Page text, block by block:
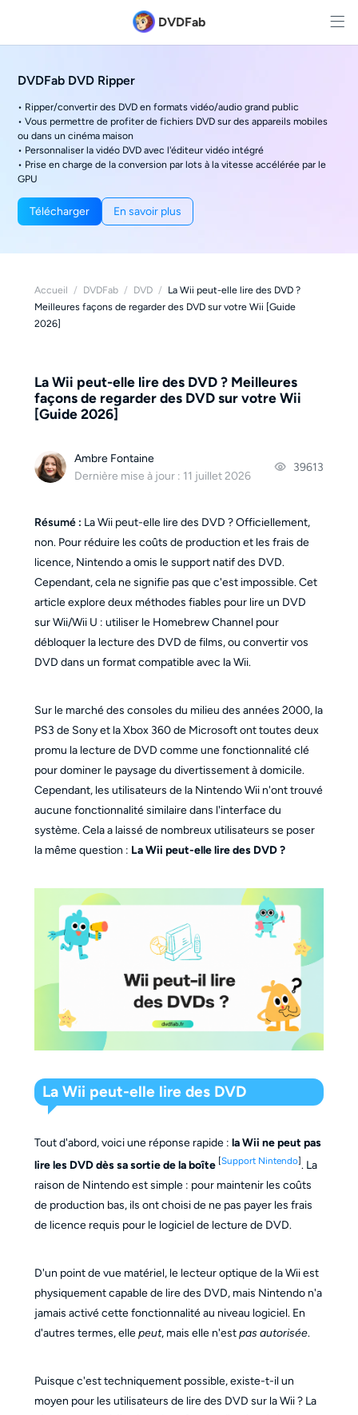
DVDFab
DVDFab DVD Ripper
• Ripper/convertir des DVD en formats vidéo/audio grand public
• Vous permettre de profiter de fichiers DVD sur des appareils mobiles
ou dans un cinéma maison
• Personnaliser la vidéo DVD avec l'éditeur vidéo intégré
• Prise en charge de la conversion par lots à la vitesse accélérée par le
GPU
Télécharger En savoir plus
Accueil / DVDFab / DVD / La Wii peut-elle lire des DVD ?
Meilleures façons de regarder des DVD sur votre Wii [Guide
2026]
La Wii peut-elle lire des DVD ? Meilleures
façons de regarder des DVD sur votre Wii
[Guide 2026]
Ambre Fontaine
Dernière mise à jour : 11 juillet 2026
39613
Résumé : La Wii peut-elle lire des DVD ? Officiellement,
non. Pour réduire les coûts de production et les frais de
licence, Nintendo a omis le support natif des DVD.
Cependant, cela ne signifie pas que c'est impossible. Cet
article explore deux méthodes fiables pour lire un DVD
sur Wii/Wii U : utiliser le Homebrew Channel pour
débloquer la lecture des DVD de films, ou convertir vos
DVD dans un format compatible avec la Wii.
Sur le marché des consoles du milieu des années 2000, la
PS3 de Sony et la Xbox 360 de Microsoft ont toutes deux
promu la lecture de DVD comme une fonctionnalité clé
pour dominer le paysage du divertissement à domicile.
Cependant, les utilisateurs de la Nintendo Wii n'ont trouvé
aucune fonctionnalité similaire dans l'interface du
système. Cela a laissé de nombreux utilisateurs se poser
la même question : La Wii peut-elle lire des DVD ?
La Wii peut-elle lire des DVD
Tout d'abord, voici une réponse rapide : la Wii ne peut pas
lire les DVD dès sa sortie de la boîte [Support Nintendo]. La
raison de Nintendo est simple : pour maintenir les coûts
de production bas, ils ont choisi de ne pas payer les frais
de licence requis pour le logiciel de lecture de DVD.
D'un point de vue matériel, le lecteur optique de la Wii est
physiquement capable de lire des DVD, mais Nintendo n'a
jamais activé cette fonctionnalité au niveau logiciel. En
d'autres termes, ellepeut, mais elle n'estpas autorisée.
Puisque c'est techniquement possible, existe-t-il un
moyen pour les utilisateurs de lire des DVD sur la Wii ? La